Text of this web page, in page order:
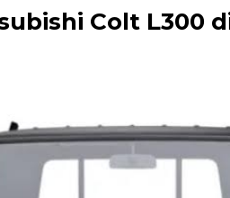
Colt L300